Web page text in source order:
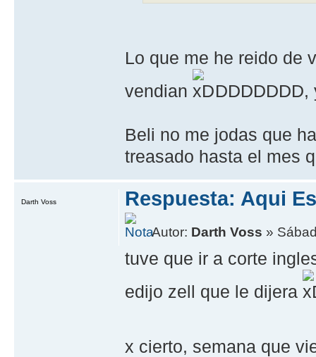
Lo que me he reido de
vendian
Beli no me jodas que
treasado hasta el mes
Respuesta: Aqui
Autor: Darth Voss »
tuve que ir a corte
edijo zell que le dijera
x cierto, semana que
Darth Voss